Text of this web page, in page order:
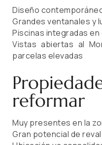
Diseño
Grandes ventanales y
Piscinas integradas
Vistas abiertas al
parcelas elevadas
reformar
Muy presentes en la
Gran potencial de